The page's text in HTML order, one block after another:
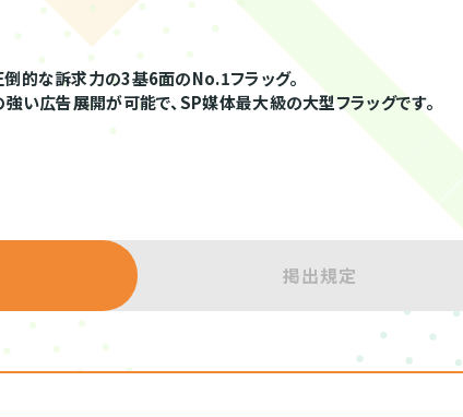
的な訴求力の3基6面のNo.1フラッグ。
い広告展開が可能で、SP媒体最大級の大型フラッグです。
掲出規定